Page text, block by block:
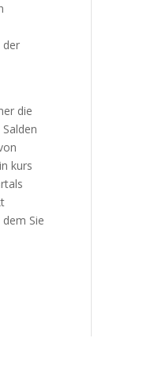
der
die
kurs
Sie